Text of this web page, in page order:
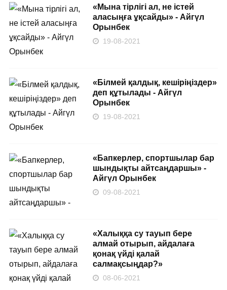
«Мына тірлігі ал, не істей
аласыңға ұқсайды» - Айгүл
Орынбек
19-08-2021
«Білмей қалдық, кешіріңіздер»
деп құтылады - Айгүл
Орынбек
19-08-2021
«Бапкерлер, спортшылар бар
шындықты айтсаңдаршы» -
Айгүл Орынбек
09-08-2021
«Халыққа су тауып бере
алмай отырып, айдалаға
қонақ үйді қалай
салмақсыңдар?»
08-06-2021